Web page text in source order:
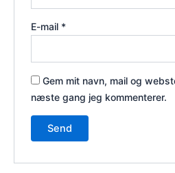
E-mail *
Gem mit navn, mail og
næste gang jeg kommenterer.